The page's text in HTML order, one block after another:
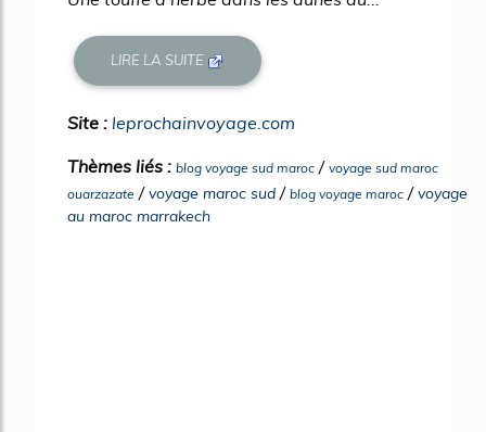
LIRE LA SUITE
Site : leprochainvoyage.com
Thèmes liés : blog voyage sud maroc / voyage sud maroc
ouarzazate /voyage maroc sud / blog voyage maroc /voyage
au maroc marrakech